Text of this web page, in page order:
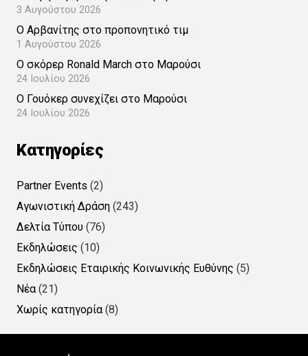
3 Αυγούστου 2026
Ο Αρβανίτης στο προπονητικό τιμ
1 Αυγούστου 2026
Ο σκόρερ Ronald March στο Μαρούσι
24 Ιουλίου 2026
Ο Γουόκερ συνεχίζει στο Μαρούσι
24 Ιουλίου 2026
Kατηγορίες
Partner Events (2)
Αγωνιστική Δράση (243)
Δελτία Τύπου (76)
Εκδηλώσεις (10)
Εκδηλώσεις Εταιρικής Κοινωνικής Ευθύνης (5)
Νέα(21)
Χωρίς κατηγορία(8)